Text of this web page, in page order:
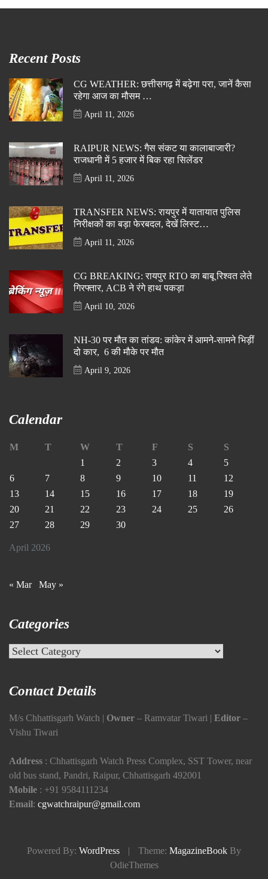
Recent Posts
CG WEATHER: छत्तीसगढ़ में बढ़ेगा परा, जानें कैसा
रहेगा आज का मौसम …
April 11, 2026
RAIPUR NEWS: गैस संकट या कालाबाजारी?
राजधानी में 5 हजार में बिक रहा सिलेंडर
April 11, 2026
TRANSFER NEWS: रायपुर में यातायात पुलिस
निरीक्षकों का बड़ा फेरबदल, देखें लिस्ट…
April 11, 2026
CG BREAKING: रायपुर RTO का बाबू रिश्वत लेते
गिरफ्तार, ACB ने रंगे हाथ पकड़ा
April 10, 2026
NH-30 पर मौत का तांडव: कांकेर में आमने-सामने भिड़ीं
दो कार, 6 की मौके पर मौत
April 9, 2026
Calendar
April 2026
M T W T F S
S
1
2 3 4
5
6
7 8 9 10 11
12
13
14 15 16 17 18
19
20
21 22 23 24 25
26
27
28 29 30
« Mar May »
Categories
Categories
Contact Details
M/s Chhattisgarh Watch | Owner – Ramvatar Tiwari | Editor –
Vishu Tiwari
Address : Chhattisgarh Watch Press Complex, SST Tower, near
old bus stand, Pandri, Raipur, Chhattisgarh 492001
Mobile : +91 9584111234
Email: cgwatchraipur@gmail.com
Powered By: WordPress | Theme: MagazineBook By
OdieThemes